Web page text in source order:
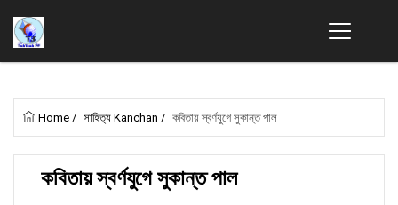
Home / সাহিত্য Kanchan / কবিতায় স্বর্ণযুগে সুকান্ত পাল
কবিতায় স্বর্ণযুগে সুকান্ত পাল